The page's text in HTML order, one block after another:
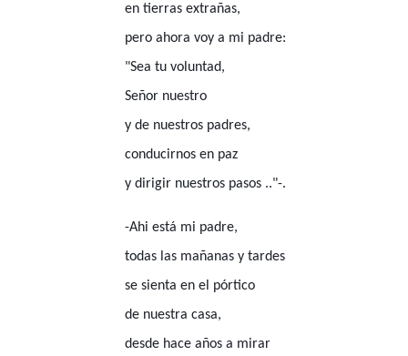
en tierras extrañas,
pero ahora voy a mi padre:
"Sea tu voluntad,
Señor nuestro
y de nuestros padres,
conducirnos en paz
y dirigir nuestros pasos .."-.
-Ahi está mi padre,
todas las mañanas y tardes
se sienta en el pórtico
de nuestra casa,
desde hace años a mirar